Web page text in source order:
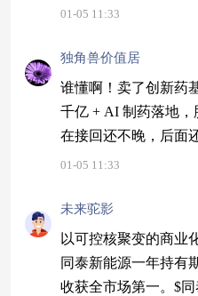
健康主题混合C$ #新
01-05 11:33
独角兽价值居
谁懂啊！卖了创新药
千亿 + AI 制药落地
在接回还不晚，后面
健康主题混合C$ #新
01-05 11:33
未来驼影
以可控核聚变的商业
同泰新能源一年持有
收获全市场第一。$